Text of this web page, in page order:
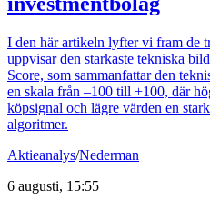
I den här artikeln lyfter vi fram de
uppvisar den starkaste tekniska
Score, som sammanfattar den
en skala från –100 till +100, där
köpsignal och lägre värden en
algoritmer.
Aktieanalys/Nederman
6 augusti, 15:55